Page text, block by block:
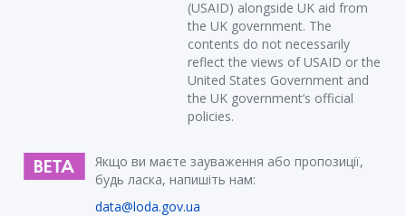
(USAID) alongside UK aid from
the UK government. The
contents do not necessarily
reflect the views of USAID or the
United States Government and
the UK government’s official
policies.
Якщо ви маєте зауваження або пропозиції,
будь ласка, напишіть нам:
data@loda.gov.ua